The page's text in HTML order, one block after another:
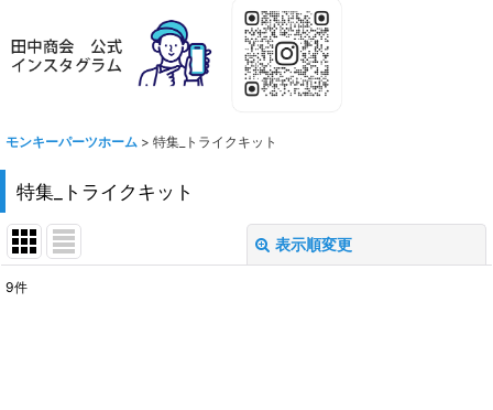
モンキーパーツホーム > 特集_トライクキット
特集_トライクキット
表示順変更
9件